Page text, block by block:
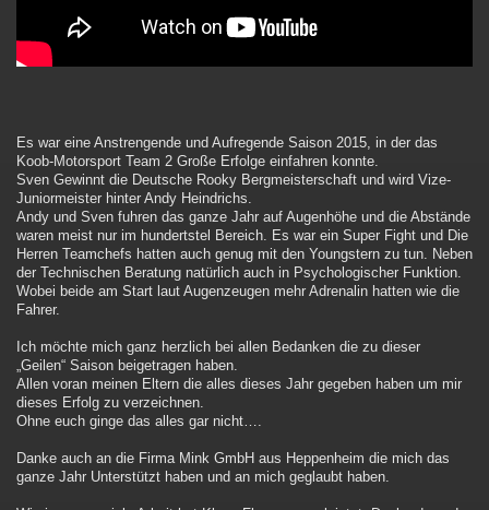
Es war eine Anstrengende und Aufregende Saison 2015, in der das
Koob-Motorsport Team 2 Große Erfolge einfahren konnte.
Sven Gewinnt die Deutsche Rooky Bergmeisterschaft und wird Vize-
Juniormeister hinter Andy Heindrichs.
Andy und Sven fuhren das ganze Jahr auf Augenhöhe und die Abstände
waren meist nur im hundertstel Bereich. Es war ein Super Fight und Die
Herren Teamchefs hatten auch genug mit den Youngstern zu tun. Neben
der Technischen Beratung natürlich auch in Psychologischer Funktion.
Wobei beide am Start laut Augenzeugen mehr Adrenalin hatten wie die
Fahrer.
Ich möchte mich ganz herzlich bei allen Bedanken die zu dieser
„Geilen“ Saison beigetragen haben.
Allen voran meinen Eltern die alles dieses Jahr gegeben haben um mir
dieses Erfolg zu verzeichnen.
Ohne euch ginge das alles gar nicht….
Danke auch an die Firma Mink GmbH aus Heppenheim die mich das
ganze Jahr Unterstützt haben und an mich geglaubt haben.